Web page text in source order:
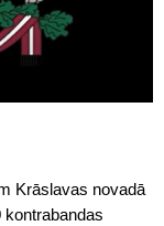
Krāslavas novadā
kontrabandas